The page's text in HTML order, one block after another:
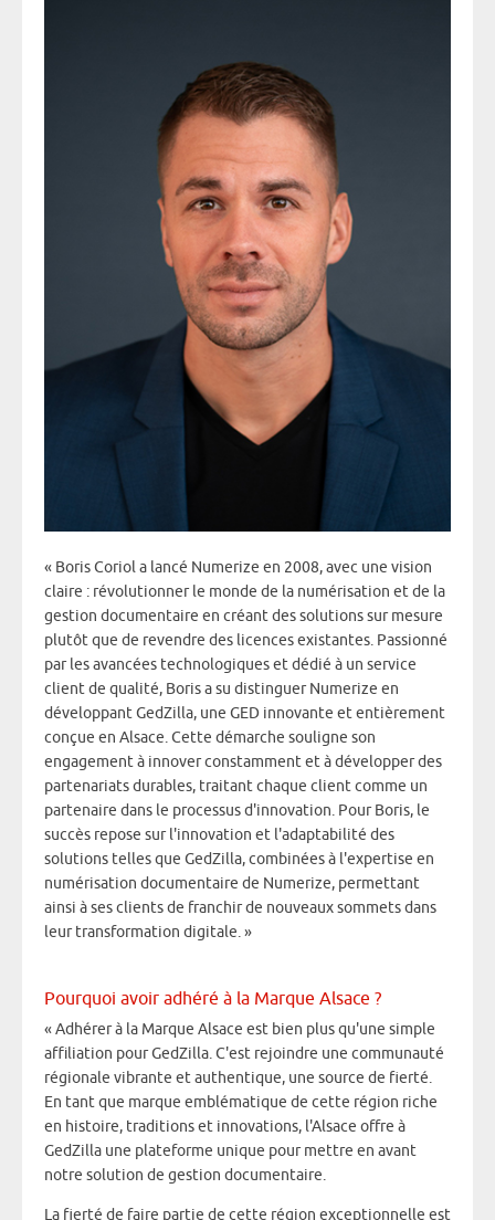
« Boris Coriol a lancé Numerize en 2008, avec une vision
claire : révolutionner le monde de la numérisation et de la
gestion documentaire en créant des solutions sur mesure
plutôt que de revendre des licences existantes. Passionné
par les avancées technologiques et dédié à un service
client de qualité, Boris a su distinguer Numerize en
développant GedZilla, une GED innovante et entièrement
conçue en Alsace. Cette démarche souligne son
engagement à innover constamment et à développer des
partenariats durables, traitant chaque client comme un
partenaire dans le processus d'innovation. Pour Boris, le
succès repose sur l'innovation et l'adaptabilité des
solutions telles que GedZilla, combinées à l'expertise en
numérisation documentaire de Numerize, permettant
ainsi à ses clients de franchir de nouveaux sommets dans
leur transformation digitale. »
Pourquoi avoir adhéré à la Marque Alsace ?
« Adhérer à la Marque Alsace est bien plus qu'une simple
affiliation pour GedZilla. C'est rejoindre une communauté
régionale vibrante et authentique, une source de fierté.
En tant que marque emblématique de cette région riche
en histoire, traditions et innovations, l'Alsace offre à
GedZilla une plateforme unique pour mettre en avant
notre solution de gestion documentaire.
La fierté de faire partie de cette région exceptionnelle est